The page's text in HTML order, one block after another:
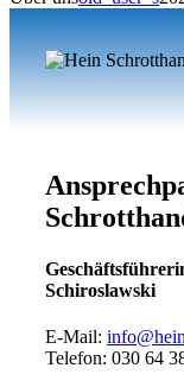
Schiroslawski
E-Mail:
Telefon: 030 64